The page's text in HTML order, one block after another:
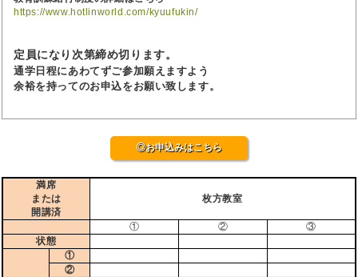
https://www.hotlinworld.com/kyuufukin/
定員になり次第締め切ります。
通学日程にあわてずご参加願えますよう
余裕を持ってのお申込をお願い致します。
◎お申込みはこちら
満席
または
開講済
枚方教室
① ②
③
状態
①
②